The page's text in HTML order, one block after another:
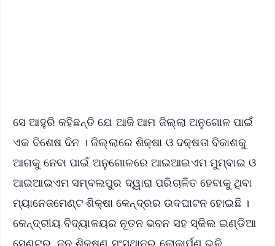
ସେ ଆହୁରି କହିଛନ୍ତି ଯେ ଆଜି ଆମ ଜିଲ୍ଲା ଅନୁଗୋଳ ପାଇଁ
ଏକ ବିଶେଷ ଦିନ । ଜିଲ୍ଲାରେ ଶିକ୍ଷା ଓ ଦକ୍ଷତା ବିକାଶକୁ
ଆଗକୁ ନେବା ପାଇଁ ଅନୁଗୋଳରେ ଆଇଆଇଏମ ମୁମ୍ବାଇ ଓ
ଆଇଆଇଏମ ସମ୍ବଲପୁର ଦ୍ୱାରା ପରିଚାଳିତ ହେବାକୁ ଥିବା
ମ୍ୟାନେଜମେଣ୍ଟ ଶିକ୍ଷା କେନ୍ଦ୍ରର ଉଦଘାଟନ ହୋଇଛି ।
କେନ୍ଦ୍ରୀୟ ବିଦ୍ୟାଳୟର ନୂତନ ଭବନ ସହ ସ୍କିଲ ଇଣ୍ଡିଆ
ସେଣ୍ଟର, ଜନ ଶିକ୍ଷଣ ସଂସ୍ଥାନର ଲୋକାର୍ପଣ ଭଳି